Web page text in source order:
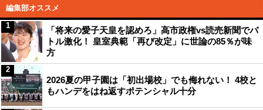
編集部オススメ
「将来の愛子天皇を認めろ」高市政権vs読売新聞でバ
トル激化！ 皇室典範「再び改定」に世論の85％が味
方
1
2026夏の甲子園は「初出場校」でも侮れない！ 4校と
もハンデをはね返すポテンシャル十分
2